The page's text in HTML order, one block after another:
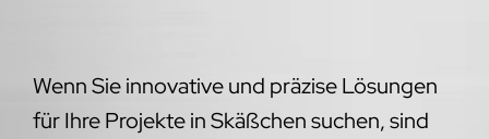
Wenn Sie innovative und präzise Lösungen
für Ihre Projekte in Skäßchen suchen, sind